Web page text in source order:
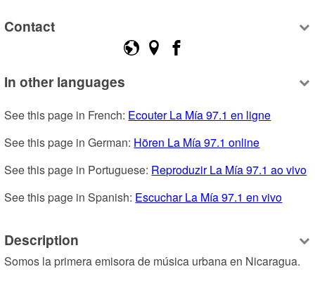
Contact
In other languages
See this page in French: Ecouter La Mía 97.1 en ligne
See this page in German: Hören La Mía 97.1 online
See this page in Portuguese: Reproduzir La Mía 97.1 ao vivo
See this page in Spanish: Escuchar La Mía 97.1 en vivo
Description
Somos la primera emisora de música urbana en Nicaragua.